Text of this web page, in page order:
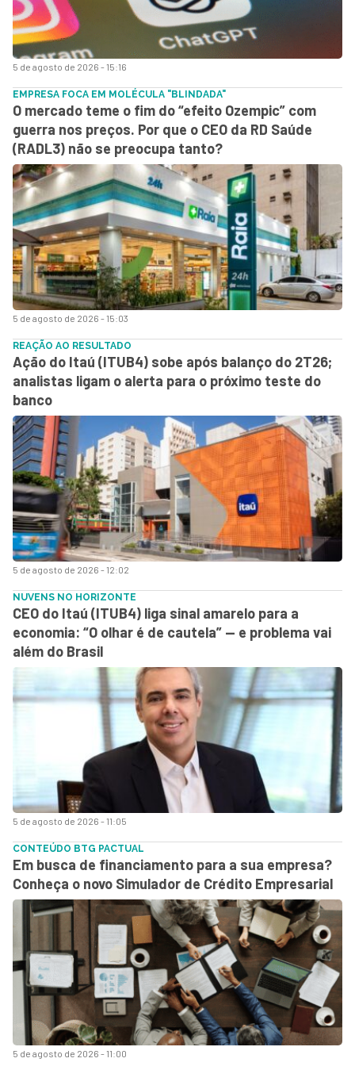
5 de agosto de 2026 - 15:16
5 de agosto de 2026 - 15:03
EMPRESA FOCA EM MOLÉCULA "BLINDADA"
O mercado teme o fim do “efeito Ozempic” com
guerra nos preços. Por que o CEO da RD Saúde
(RADL3) não se preocupa tanto?
5 de agosto de 2026 - 12:02
REAÇÃO AO RESULTADO
Ação do Itaú (ITUB4) sobe após balanço do 2T26;
analistas ligam o alerta para o próximo teste do
banco
5 de agosto de 2026 - 11:05
NUVENS NO HORIZONTE
CEO do Itaú (ITUB4) liga sinal amarelo para a
economia: “O olhar é de cautela” — e problema vai
além do Brasil
5 de agosto de 2026 - 11:00
CONTEÚDO BTG PACTUAL
Em busca de financiamento para a sua empresa?
Conheça o novo Simulador de Crédito Empresarial